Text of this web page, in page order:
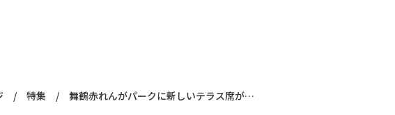
/ 特集 / 舞鶴赤れんがパークに新しいテラス席ができたんですって！